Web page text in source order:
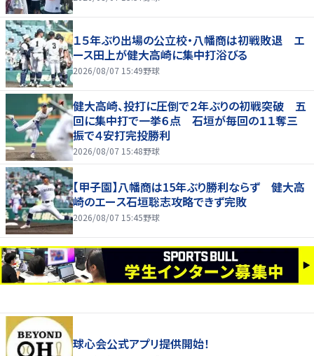
１５年ぶり出場の公立校・八幡商は初戦敗退 エ
ース田上が健大高崎に集中打浴びる
2026/08/07 15:49野球
健大高崎、投打に圧倒で２年ぶりの初戦突破 五
回に集中打で一挙６点 石垣が毎回の１１奪三
振で４安打完投勝利
2026/08/07 15:48野球
【甲子園】八幡商は15年ぶり勝利ならず 健大高
崎のエース石垣聡志攻略できず完敗
2026/08/07 15:45野球
球心会公式アプリ提供開始！